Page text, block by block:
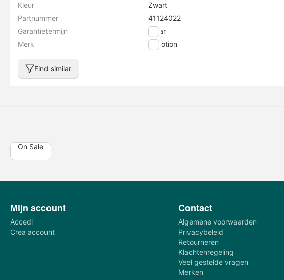
Kleur
Zwart
Partnummer
41124022
Garantietermijn
1 jaar
Merk
E-motion
Find similar
On Sale
Mijn account
Accedi
Crea account
Contact
Algemene voorwaarden
Privacybeleid
Retourneren
Klachtenregeling
Veel gestelde vragen
Merken